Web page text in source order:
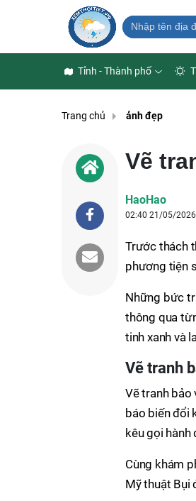
Tỉnh - Thành phố
Trang chủ ảnh đẹp
Vẽ
HaoHao
02:40 21/05/2026
Trước thách
phương tiện
Những bức
thông qua
tinh xanh và
Vẽ tranh
Vẽ tranh bảo
báo biến đổi
kêu gọi
Cùng khám
Mỹ thuật Bụi